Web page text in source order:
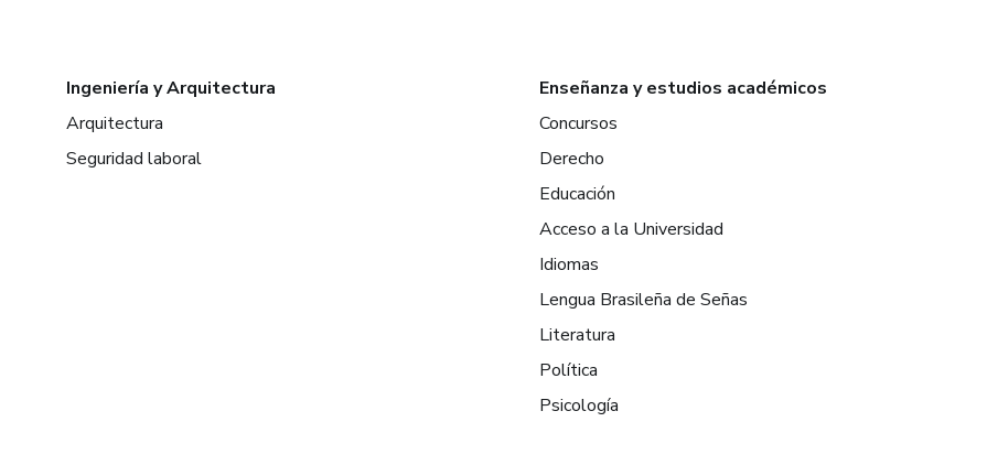
Ingeniería y Arquitectura
Arquitectura
Seguridad laboral
Enseñanza y estudios académicos
Concursos
Derecho
Educación
Acceso a la Universidad
Idiomas
Lengua Brasileña de Señas
Literatura
Política
Psicología